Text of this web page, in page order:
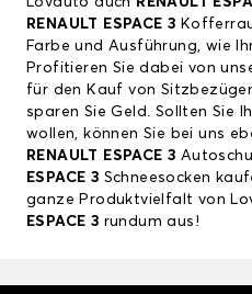
RENAULT ESPACE 3
Farbe und Ausführung, wie
Profitieren Sie dabei von
für den Kauf von
sparen Sie Geld. Sollten Sie
wollen, können Sie bei uns
RENAULT ESPACE 3
ESPACE 3 Schneesocken
ganze Produktvielfalt von
ESPACE 3 rundum aus!